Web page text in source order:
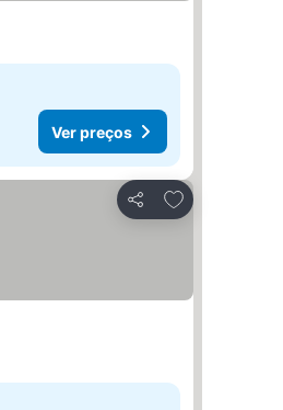
Ver preços
Partilhar
Adicionar aos